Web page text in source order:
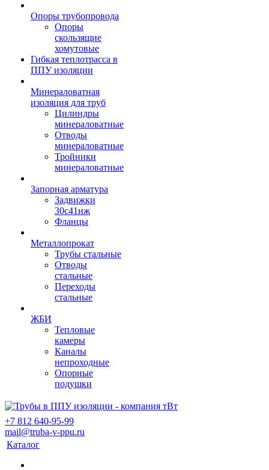
Опоры трубопровода
Опоры
скользящие
хомутовые
Гибкая теплотрасса в
ППУ изоляции
Минераловатная
изоляция для труб
Цилиндры
минераловатные
Отводы
минераловатные
Тройники
минераловатные
Запорная арматура
Задвижки
30с41нж
Фланцы
Металлопрокат
Трубы стальные
Отводы
стальные
Переходы
стальные
ЖБИ
Тепловые
камеры
Каналы
непроходные
Опорные
подушки
+7 812 640-95-99
mail@truba-v-ppu.ru
Каталог